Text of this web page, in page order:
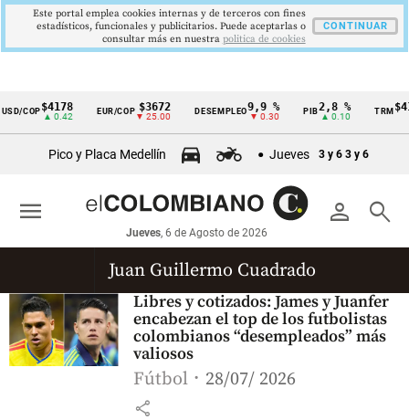
Cintillo
económicos
Colombia
COP$4178
▲ 0.42
EUR/COP $3672
▼ 25.00
DESEMPLEO9,9 %
▼ 0.30
PIB 2,8 %
▲ 0.10
TRM
Pico y Placa Medellín Jueves 3 y 6 3 y 6
person search
Jueves, 6 de Agosto de 2026
menu
Juan Guillermo Cuadrado
Libres y cotizados: James y Juanfer
encabezan el top de los futbolistas
colombianos “desempleados” más
valiosos
Fútbol 28/07/ 2026
share
Este portal emplea cookies internas y de terceros con fines
estadísticos, funcionales y publicitarios. Puede aceptarlas o
consultar más en nuestra politica de cookies
CONTINUAR